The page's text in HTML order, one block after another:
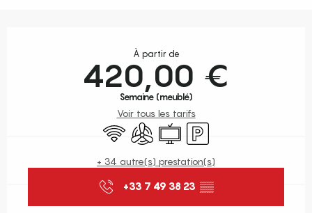
À partir de
420,00 €
Semaine (meublé)
Voir tous les tarifs
WiFi Air conditionné
Télévision
Parking
+ 34 autre(s) prestation(s)
+33 7 49 38 23 ▒▒